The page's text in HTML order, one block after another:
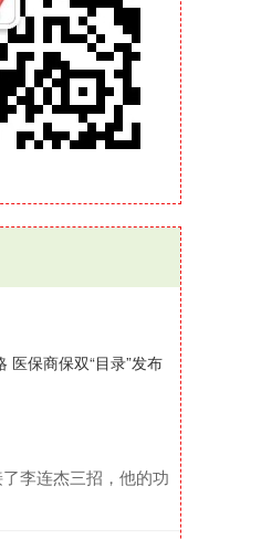
医保商保双“目录”发布
李连杰三招，他的功